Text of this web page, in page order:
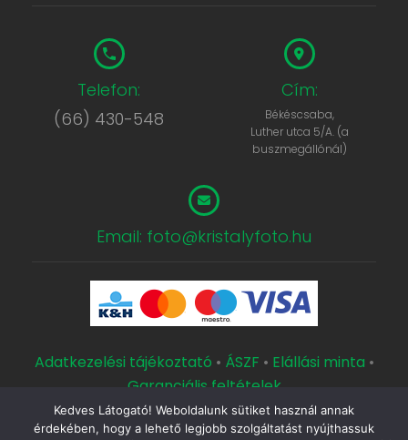
Telefon:
(66) 430-548
Cím:
Békéscsaba,
Luther utca 5/A. (a
buszmegállónál)
Email: foto@kristalyfoto.hu
Adatkezelési tájékoztató • ÁSZF • Elállási minta •
Garanciális feltételek
Copyright © 2000 Kristály Fotószaküzlet és Műterem.
Készítette aCsabaInformatika.NET
Kedves Látogató! Weboldalunk sütiket használ annak
érdekében, hogy a lehető legjobb szolgáltatást nyújthassuk